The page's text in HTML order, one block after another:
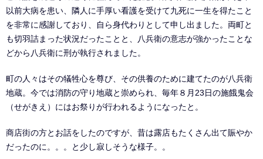
以前大病を患い、隣人に手厚い看護を受けて九死に一生を得たこと
を非常に感謝しており、自ら身代わりとして申し出ました。両町と
も切羽詰まった状況だったことと、八兵衛の意志が強かったことな
どから八兵衛に刑が執行されました。
町の人々はその犠牲心を尊び、その供養のために建てたのが八兵衛
地蔵。今では消防の守り地蔵と崇められ、毎年８月23日の施餓鬼会
（せがきえ）にはお祭りが行われるようになったと。
商店街の方とお話をしたのですが、昔は露店もたくさん出て賑やか
だったのに。。。と少し寂しそうな様子。。